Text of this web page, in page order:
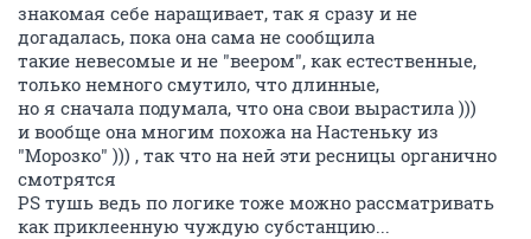
знакомая себе наращивает, так я сразу и не
догадалась, пока она сама не сообщила
такие невесомые и не "веером", как естественные,
только немного смутило, что длинные,
но я сначала подумала, что она свои вырастила )))
и вообще она многим похожа на Настеньку из
"Морозко" ))) , так что на ней эти ресницы органично
смотрятся
PS тушь ведь по логике тоже можно рассматривать
как приклеенную чуждую субстанцию...